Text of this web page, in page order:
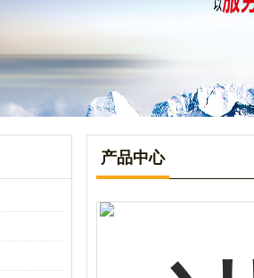
产品中心